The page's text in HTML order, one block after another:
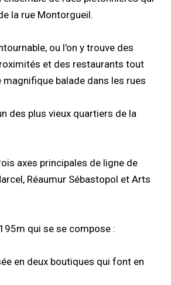
la rue Montorgueil.
ou l'on y trouve des
et des restaurants tout
balade dans les rues
des plus vieux quartiers de la
axes principales de ligne de
Réaumur Sébastopol et Arts
qui se se compose :
en deux boutiques qui font en